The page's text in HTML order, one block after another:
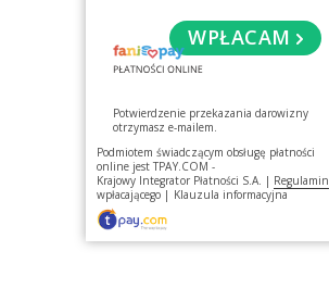
WPŁACAM
Potwierdzenie przekazania darowizny
otrzymasz e-mailem.
Podmiotem świadczącym obsługę płatności
online jestTPAY.COM -
Krajowy Integrator Płatności S.A. | Regulamin
wpłacającego | Klauzula informacyjna